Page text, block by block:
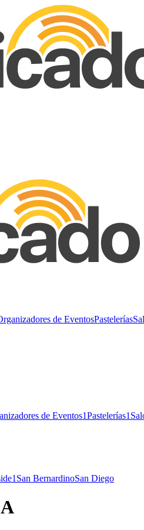
de EventosPastelerías
de Eventos1Pastelerías1
1 San BernardinoSan Diego